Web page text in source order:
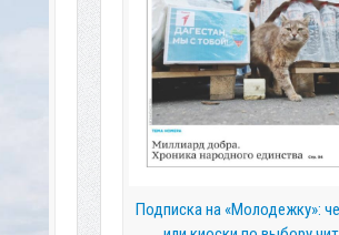
Подписка на «Молодежку»: